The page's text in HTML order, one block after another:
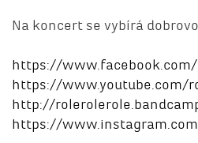
Na koncert se vybírá
https://
https://www.youtube.com/
http://
https://